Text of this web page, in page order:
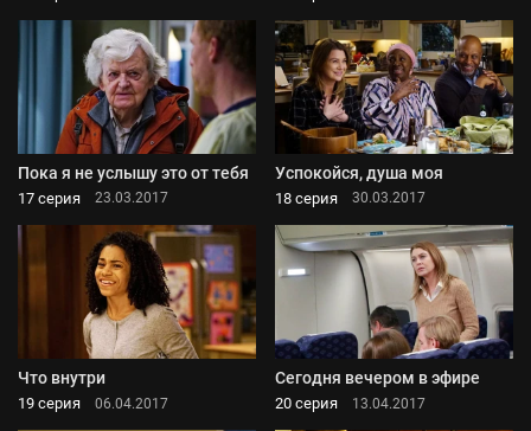
Пока я не услышу это от тебя
17 серия 23.03.2017
Успокойся, душа моя
18 серия 30.03.2017
Что внутри
19 серия 06.04.2017
Сегодня вечером в эфире
20 серия 13.04.2017